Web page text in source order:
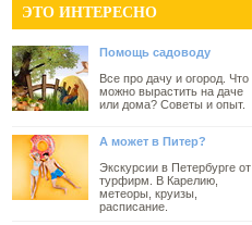
ЭТО ИНТЕРЕСНО
Помощь садоводу
Все про дачу и огород. Что
можно вырастить на даче
или дома? Советы и опыт.
А может в Питер?
Экскурсии в Петербурге от
турфирм. В Карелию,
метеоры, круизы,
расписание.